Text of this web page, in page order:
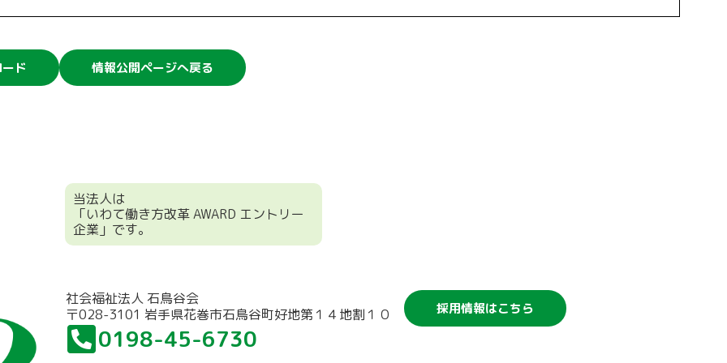
ド 情報公開ページへ戻る
当法人は
「いわて働き方改革 AWARD エントリー
企業」です。
社会福祉法人 石鳥谷会
〒028-3101 岩手県花巻市石鳥谷町好地第１４地割１０
0198-45-6730
採用情報はこちら